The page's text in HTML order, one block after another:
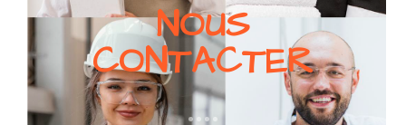
NOUS
CONTACTER